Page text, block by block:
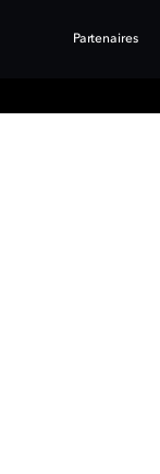
Partenaires